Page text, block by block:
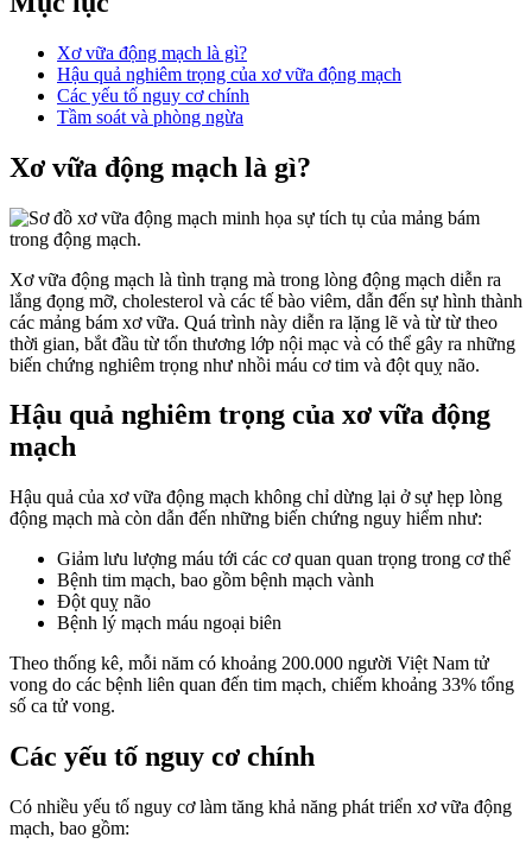
Xơ vữa động mạch là gì?
Hậu quả nghiêm trọng của xơ vữa động mạch
Các yếu tố nguy cơ chính
Tầm soát và phòng ngừa
Xơ vữa động mạch là gì?
Xơ vữa động mạch là tình trạng mà trong lòng động mạch diễn ra
lắng đọng mỡ, cholesterol và các tế bào viêm, dẫn đến sự hình thành
các mảng bám xơ vữa. Quá trình này diễn ra lặng lẽ và từ từ theo
thời gian, bắt đầu từ tổn thương lớp nội mạc và có thể gây ra những
biến chứng nghiêm trọng như nhồi máu cơ tim và đột quỵ não.
Hậu quả nghiêm trọng của xơ vữa động
mạch
Hậu quả của xơ vữa động mạch không chỉ dừng lại ở sự hẹp lòng
động mạch mà còn dẫn đến những biến chứng nguy hiểm như:
Giảm lưu lượng máu tới các cơ quan quan trọng trong cơ thể
Bệnh tim mạch, bao gồm bệnh mạch vành
Đột quỵ não
Bệnh lý mạch máu ngoại biên
Theo thống kê, mỗi năm có khoảng 200.000 người Việt Nam tử
vong do các bệnh liên quan đến tim mạch, chiếm khoảng 33% tổng
số ca tử vong.
Các yếu tố nguy cơ chính
Có nhiều yếu tố nguy cơ làm tăng khả năng phát triển xơ vữa động
mạch, bao gồm: